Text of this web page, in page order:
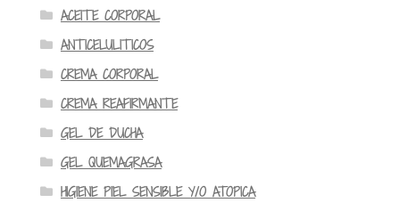
ACEITE CORPORAL
ANTICELULITICOS
CREMA CORPORAL
CREMA REAFIRMANTE
GEL DE DUCHA
GEL QUEMAGRASA
HIGIENE PIEL SENSIBLE Y/O ATOPICA